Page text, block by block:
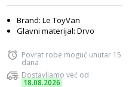
Brand: Le ToyVan
Glavni materijal: Drvo
Povrat robe moguć unutar 15
dana
Dostavljamo već od
18.08.2026